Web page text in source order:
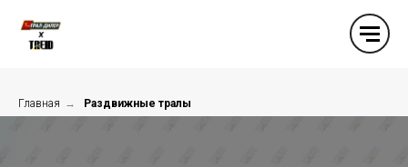
Главная → Раздвижные тралы